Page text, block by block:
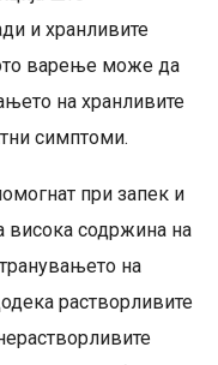
и хранливите
варење може да
на хранливите
симптоми.
при запек и
висока содржина на
на
растворливите